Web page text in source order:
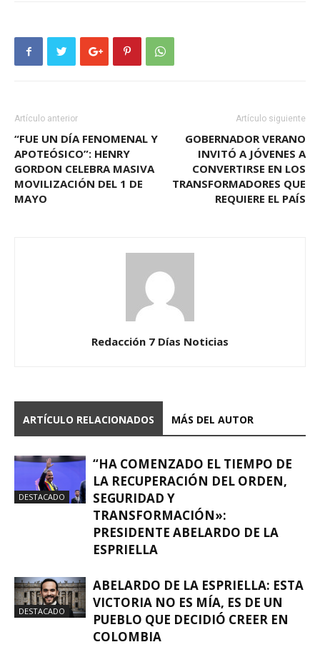
Artículo anterior
“FUE UN DÍA FENOMENAL Y
APOTEÓSICO”: HENRY
GORDON CELEBRA MASIVA
MOVILIZACIÓN DEL 1 DE
MAYO
Artículo siguiente
GOBERNADOR VERANO
INVITÓ A JÓVENES A
CONVERTIRSE EN LOS
TRANSFORMADORES QUE
REQUIERE EL PAÍS
Redacción 7 Días Noticias
ARTÍCULO RELACIONADOS MÁS DEL AUTOR
DESTACADO
“HA COMENZADO EL TIEMPO DE
LA RECUPERACIÓN DEL ORDEN,
SEGURIDAD Y
TRANSFORMACIÓN»:
PRESIDENTE ABELARDO DE LA
ESPRIELLA
DESTACADO
ABELARDO DE LA ESPRIELLA: ESTA
VICTORIA NO ES MÍA, ES DE UN
PUEBLO QUE DECIDIÓ CREER EN
COLOMBIA